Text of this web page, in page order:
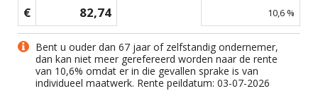
€ 82,74 10,6 %
Bent u ouder dan 67 jaar of zelfstandig ondernemer,
dan kan niet meer gerefereerd worden naar de rente
van 10,6% omdat er in die gevallen sprake is van
individueel maatwerk. Rente peildatum: 03-07-2026